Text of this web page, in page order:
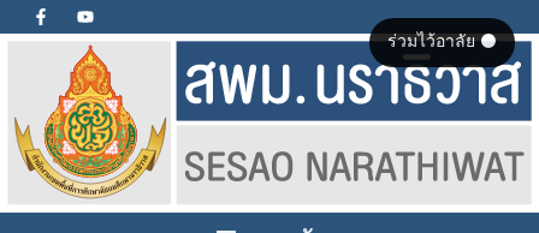
ร่วมไว้อาลัย ⚫